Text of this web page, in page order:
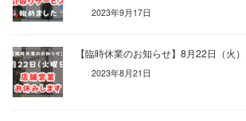
2023年9月17日
【臨時休業のお知らせ】8月22日（火
2023年8月21日